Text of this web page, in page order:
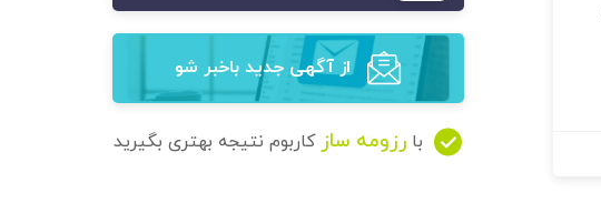
از آگهی‌ جدید باخبر شو
با رزومه ساز کاربوم نتیجه بهتری بگیرید